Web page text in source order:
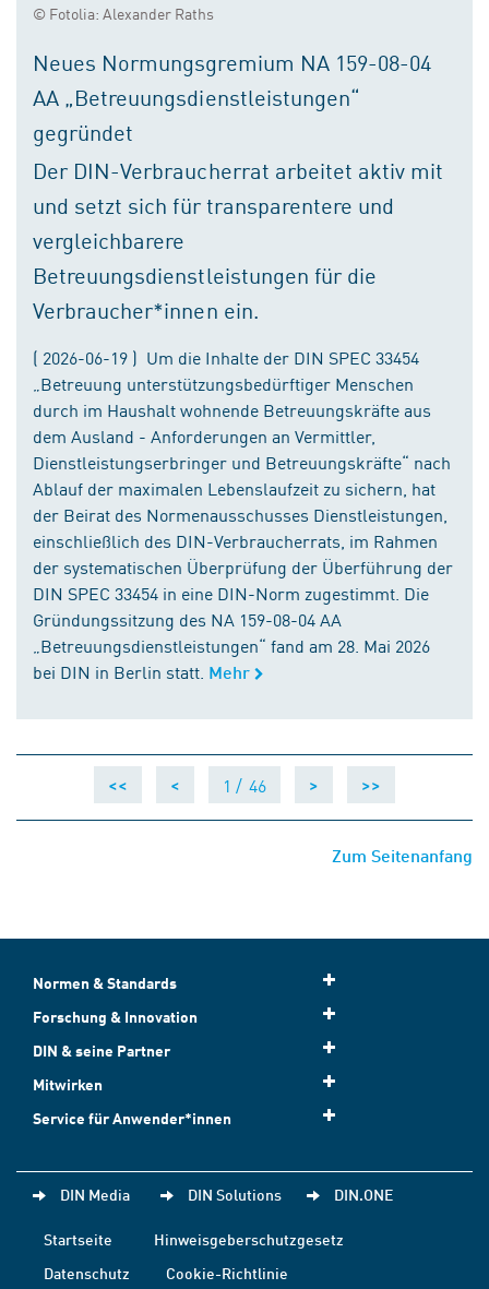
© Fotolia: Alexander Raths
Neues Normungsgremium NA 159-08-04
AA „Betreuungsdienstleistungen“
gegründet
Der DIN-Verbraucherrat arbeitet aktiv mit
und setzt sich für transparentere und
vergleichbarere
Betreuungsdienstleistungen für die
Verbraucher*innen ein.
( 2026-06-19 ) Um die Inhalte der DIN SPEC 33454
„Betreuung unterstützungsbedürftiger Menschen
durch im Haushalt wohnende Betreuungskräfte aus
dem Ausland - Anforderungen an Vermittler,
Dienstleistungserbringer und Betreuungskräfte“ nach
Ablauf der maximalen Lebenslaufzeit zu sichern, hat
der Beirat des Normenausschusses Dienstleistungen,
einschließlich des DIN-Verbraucherrats, im Rahmen
der systematischen Überprüfung der Überführung der
DIN SPEC 33454 in eine DIN-Norm zugestimmt. Die
Gründungssitzung des NA 159-08-04 AA
„Betreuungsdienstleistungen“ fand am 28. Mai 2026
bei DIN in Berlin statt. Mehr
<< < 1 / 46 > >>
Zum Seitenanfang
Normen & Standards
Forschung & Innovation
DIN & seine Partner
Mitwirken
Service für Anwender*innen
DIN Media DIN Solutions DIN.ONE
Startseite
Hinweisgeberschutzgesetz
Datenschutz
Cookie-Richtlinie